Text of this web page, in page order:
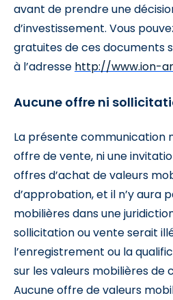
avant de prendre une
d’investissement. Vous
gratuites de ces documents
à l’adresse http://www.ion-
Aucune offre ni
La présente communication
offre de vente, ni une
offres d’achat de valeurs
d’approbation, et il n’y aura
mobilières dans une
sollicitation ou vente serait
l’enregistrement ou la
sur les valeurs mobilières de
Aucune offre de valeurs